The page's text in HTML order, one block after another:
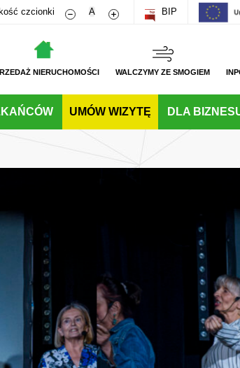
czcionki Zmniejsz rozmiar czcionki
A Zwiększ rozmiar czcionki
BIP
NIERUCHOMOŚCI WALCZYMY ZE SMOGIEM
UMÓW WIZYTĘ DLA